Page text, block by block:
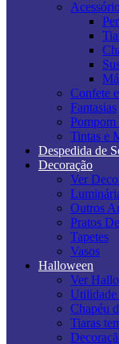
Confete
Fantasias
Tintas e
Despedida de
Decoração
Ver
Outros
Pratos
Tapetes
Vasos
Halloween
Ver
Utilidade
Chapéu
Tiaras